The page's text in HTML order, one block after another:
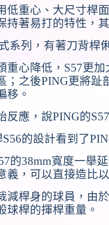
低重心、大尺寸桿
持著易打的特性，
系列，有著刀背桿
重心降低， S57更加
；之後PING更將趾
移。
反應，說PING的S57
S56的設計看到了
的38mm寬度一舉延
義，可以直接造比
減桿身的球員，由
球桿的揮桿重量。